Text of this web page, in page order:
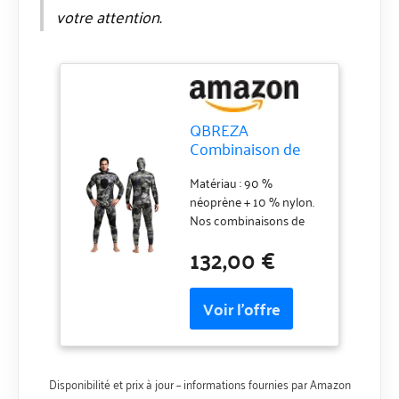
votre attention.
QBREZA
Combinaison de
hommes
Combinaison de
natation chaude à
Deux pièces
Combinaison
épaisse anti-
méduses
Combinaison de
pêche Camouflage
Taille
Matériau : 90 %
néoprène + 10 % nylon.
Nos combinaisons de
en néoprène de qualité
supérieure,
principalement offrant
une isolation thermique,
une flottabilité, une
protection UV, une
l'usure et la morsure de
132,00 €
Disponibilité et prix à jour – informations fournies par Amazon